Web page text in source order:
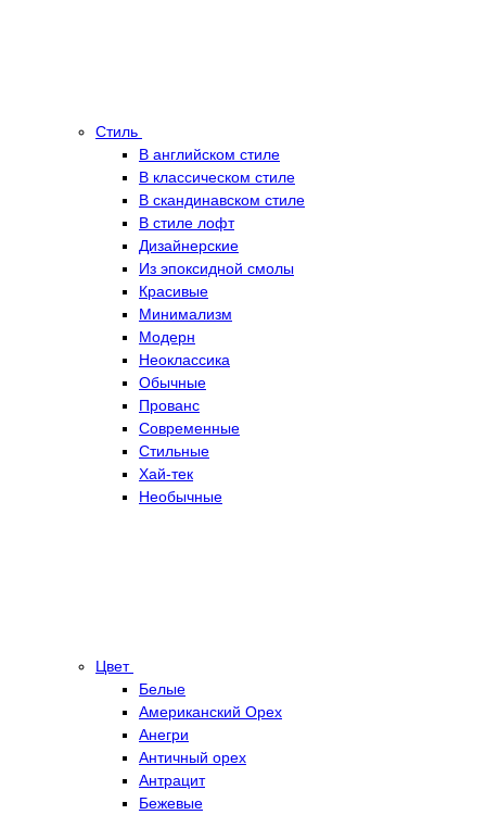
Стиль
В английском стиле
В классическом стиле
В скандинавском стиле
В стиле лофт
Дизайнерские
Из эпоксидной смолы
Красивые
Минимализм
Модерн
Неоклассика
Обычные
Прованс
Современные
Стильные
Хай-тек
Необычные
Цвет
Белые
Американский Орех
Анегри
Античный орех
Антрацит
Бежевые